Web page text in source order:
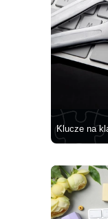
Klucze na